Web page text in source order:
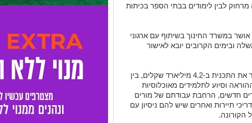
לבין לימודים בבתי הספר בכיתות
במשרד החינוך בשיתוף עם ארגוני
ובימים הקרובים יובא לאישור
לבקשת משרד החינוך, תקצב משרד האוצר את התכנית ב-4.2 מיליארד שקלים, בין
וסיוע לתלמידים מאוכלוסיות
חדשים, הרחבת עבודתם של מורים
תיירות ואחרים שיש להם ניסיון עם
הקורונה.